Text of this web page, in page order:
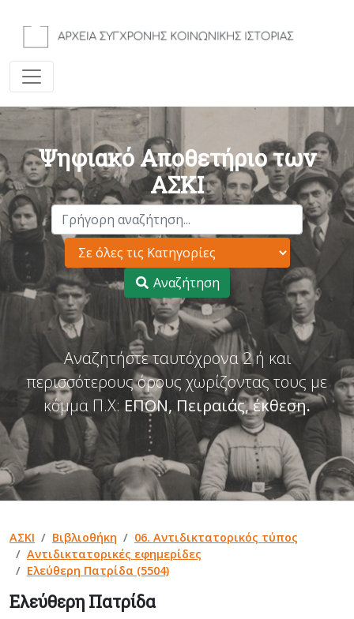
Ψηφιακό Αποθετήριο των
ΑΣΚΙ
Αναζήτηση
Αναζητήστε ταυτόχρονα 2 ή και
περισσότερους όρους χωρίζοντας τους με
κόμμα Π.Χ: ΕΠΟΝ, Πειραιάς, έκθεση.
ΑΣΚΙ Βιβλιοθήκη
06. Αντιδικτατορικός τύπος
Αντιδικτατορικές εφημερίδες
Ελεύθερη Πατρίδα (5504)
Ελεύθερη Πατρίδα